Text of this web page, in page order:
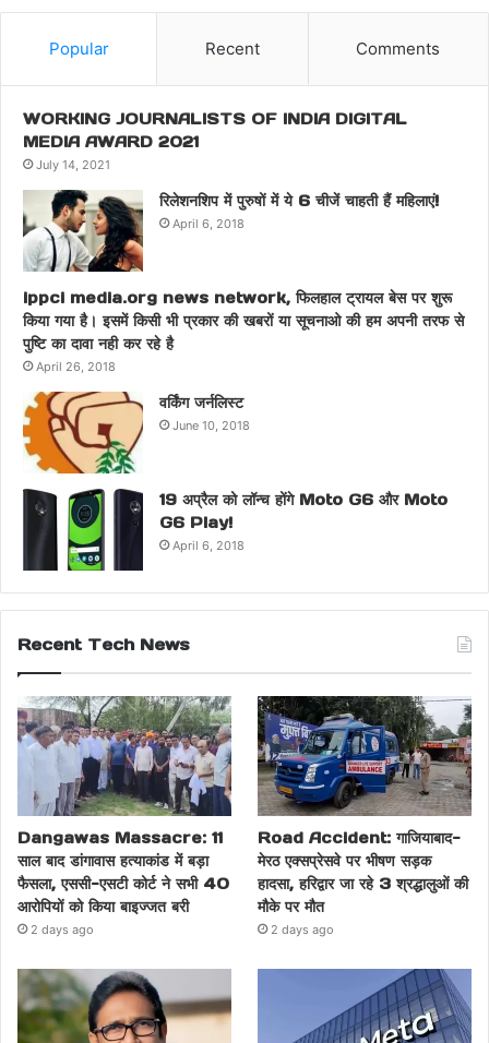
Popular Recent Comments
WORKING JOURNALISTS OF INDIA DIGITAL
MEDIA AWARD 2021
July 14, 2021
रिलेशनशिप में पुरुषों में ये 6 चीजें चाहती हैं महिलाएं!
April 6, 2018
ippci media.org news network, फिलहाल ट्रायल बेस पर शुरू
किया गया है। इसमें किसी भी प्रकार की खबरों या सूचनाओ की हम अपनी तरफ से
पुष्टि का दावा नही कर रहे है
April 26, 2018
वर्किंग जर्नलिस्ट
June 10, 2018
19 अप्रैल को लॉन्च होंगे Moto G6 और Moto
G6 Play!
April 6, 2018
Recent Tech News
Dangawas Massacre: 11
साल बाद डांगावास हत्याकांड में बड़ा
फैसला, एससी-एसटी कोर्ट ने सभी 40
आरोपियों को किया बाइज्जत बरी
2 days ago
Road Accident: गाजियाबाद-
मेरठ एक्सप्रेसवे पर भीषण सड़क
हादसा, हरिद्वार जा रहे 3 श्रद्धालुओं की
मौके पर मौत
2 days ago